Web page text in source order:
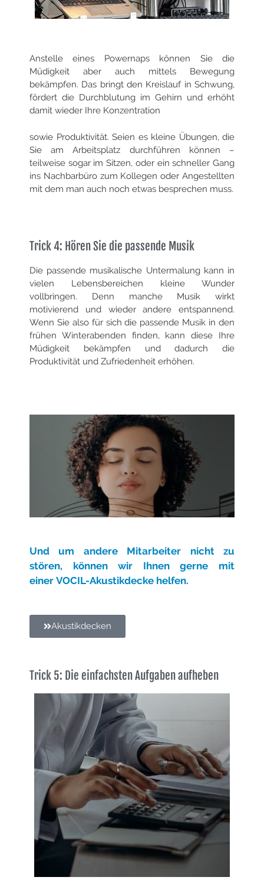
Anstelle eines Powernaps können Sie die
Müdigkeit aber auch mittels Bewegung
bekämpfen. Das bringt den Kreislauf in Schwung,
fördert die Durchblutung im Gehirn und erhöht
damit wieder Ihre Konzentration
sowie Produktivität. Seien es kleine Übungen, die
Sie am Arbeitsplatz durchführen können –
teilweise sogar im Sitzen, oder ein schneller Gang
ins Nachbarbüro zum Kollegen oder Angestellten
mit dem man auch noch etwas besprechen muss.
Trick 4: Hören Sie die passende Musik
Die passende musikalische Untermalung kann in
vielen Lebensbereichen kleine Wunder
vollbringen. Denn manche Musik wirkt
motivierend und wieder andere entspannend.
Wenn Sie also für sich die passende Musik in den
frühen Winterabenden finden, kann diese Ihre
Müdigkeit bekämpfen und dadurch die
Produktivität und Zufriedenheit erhöhen.
Und um andere Mitarbeiter nicht zu
stören, können wir Ihnen gerne mit
einer VOCIL-Akustikdecke helfen.
Akustikdecken
Trick 5: Die einfachsten Aufgaben aufheben